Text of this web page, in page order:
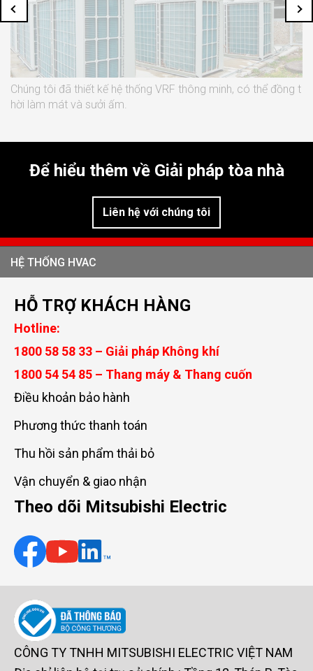
Chúng tôi đã thiết kế hệ thống VRF thông minh, có thể đồng t
hời làm mát và sưởi ấm.
Để hiểu thêm về Giải pháp tòa nhà
Liên hệ với chúng tôi
HỆ THỐNG HVAC
HỖ TRỢ KHÁCH HÀNG
Hotline:
1800 58 58 33 – Giải pháp Không khí
1800 54 54 85 – Thang máy & Thang cuốn
Điều khoản bảo hành
Phương thức thanh toán
Thu hồi sản phẩm thải bỏ
Vận chuyển & giao nhận
Theo dõi Mitsubishi Electric
CÔNG TY TNHH MITSUBISHI ELECTRIC VIỆT NAM